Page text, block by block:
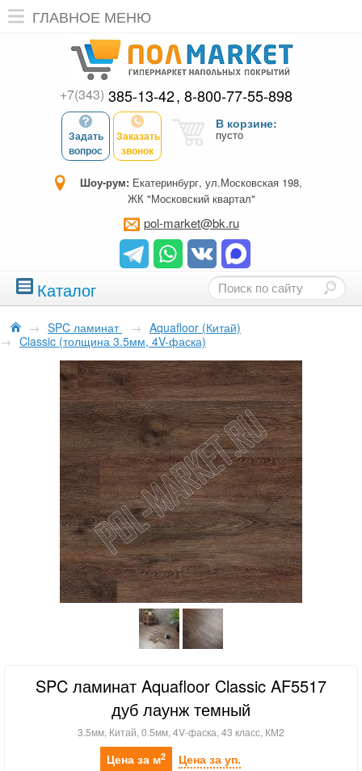
ГЛАВНОЕ МЕНЮ
+7(343) 385-13-42 8-800-77-55-898
Задать
вопрос
Заказать
звонок
В корзине:
пусто
Шоу-рум: Екатеринбург, ул.Московская 198,
ЖК "Московский квартал"
pol-market@bk.ru
Каталог
→ SPC ламинат → Aquafloor (Китай)
→ Classic (толщина 3.5мм, 4V-фаска)
SPC ламинат Aquafloor Classic AF5517
дуб лаунж темный
3.5мм, Китай, 0.5мм, 4V-фаска, 43 класс, КМ2
Цена за м2 Цена за уп.